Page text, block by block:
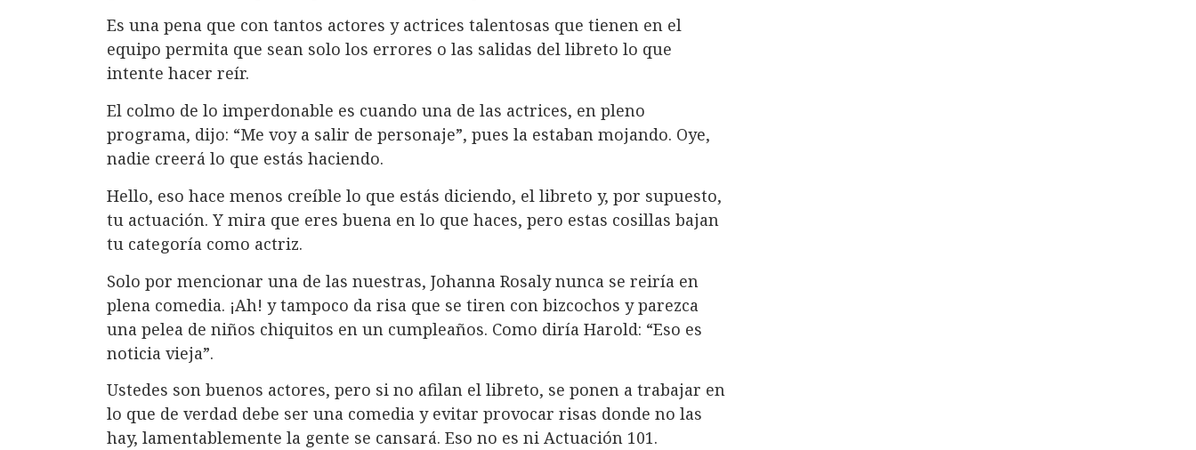
Es una pena que con tantos actores y actrices talentosas que tienen en el
equipo permita que sean solo los errores o las salidas del libreto lo que
intente hacer reír.
El colmo de lo imperdonable es cuando una de las actrices, en pleno
programa, dijo: “Me voy a salir de personaje”, pues la estaban mojando. Oye,
nadie creerá lo que estás haciendo.
Hello, eso hace menos creíble lo que estás diciendo, el libreto y, por supuesto,
tu actuación. Y mira que eres buena en lo que haces, pero estas cosillas bajan
tu categoría como actriz.
Solo por mencionar una de las nuestras, Johanna Rosaly nunca se reiría en
plena comedia. ¡Ah! y tampoco da risa que se tiren con bizcochos y parezca
una pelea de niños chiquitos en un cumpleaños. Como diría Harold: “Eso es
noticia vieja”.
Ustedes son buenos actores, pero si no afilan el libreto, se ponen a trabajar en
lo que de verdad debe ser una comedia y evitar provocar risas donde no las
hay, lamentablemente la gente se cansará. Eso no es ni Actuación 101.